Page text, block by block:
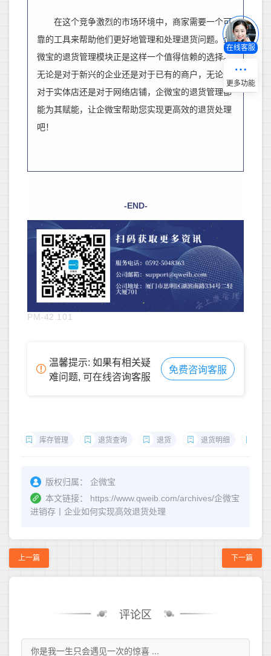
在这个竞争激烈的市场环境中，商家需要一个可
靠的工具来帮助他们更好地管理和处理退货问题。企
微宝的退货管理模块正是这样一个值得信赖的选择。
无论是对于新兴的企业还是对于已有的商户，无论是
对于实体店还是对于网络店铺，企微宝的退货管理都
能为其赋能， 让企微宝帮助您实现更高效的退货处理
吧！
-END-
PM-42.101
温馨提示: 如果有相关疑
难问题, 可在线咨询客服
免费咨询客服
库存管理 退货查询 退货 退货明细
版权归属：
企微宝
本文链接：
https://www.qweib.com/archives/企微宝
进销存丨企业如何实现高效退货处理
上一篇 下一篇
评论区
在线客服